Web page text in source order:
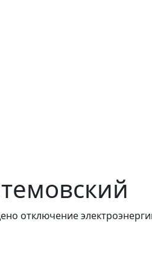
отключение